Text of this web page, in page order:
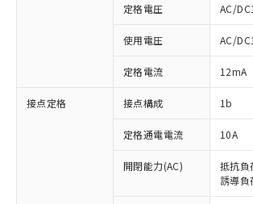
定格電圧 AC/
使用電圧 AC/
定格電流 12mA
接点定格 接点構成 1b
定格通電電流 10A
開閉能力(AC)
抵抗負
誘導
ご利用条件
以下の条件をお読みいただき、同
対応済み：EU RoHS指令（10物
非含有に対応した製品が提供可能な
す。
対応予定：EU RoHS指令（10物質
有に対応した製品に切り替える予定
対応予定なし：EU RoHS指令（10
非含有に非対応の商品で、対応品